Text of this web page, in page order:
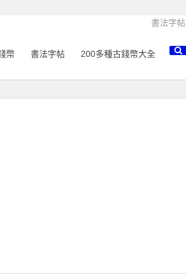
書法字帖
幣 書法字帖 200多種古錢幣大全